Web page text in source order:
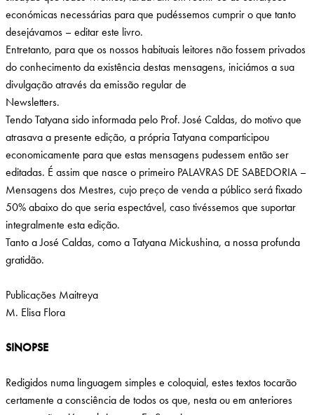
económicas necessárias para que pudéssemos cumprir o que tanto
desejávamos – editar este livro.
Entretanto, para que os nossos habituais leitores não fossem privados
do conhecimento da existência destas mensagens, iniciámos a sua
divulgação através da emissão regular de
Newsletters.
Tendo Tatyana sido informada pelo Prof. José Caldas, do motivo que
atrasava a presente edição, a própria Tatyana comparticipou
economicamente para que estas mensagens pudessem então ser
editadas. É assim que nasce o primeiro PALAVRAS DE SABEDORIA –
Mensagens dos Mestres, cujo preço de venda a público será fixado
50% abaixo do que seria espectável, caso tivéssemos que suportar
integralmente esta edição.
Tanto a José Caldas, como a Tatyana Mickushina, a nossa profunda
gratidão.
Publicações Maitreya
M. Elisa Flora
SINOPSE
Redigidos numa linguagem simples e coloquial, estes textos tocarão
certamente a consciência de todos os que, nesta ou em anteriores